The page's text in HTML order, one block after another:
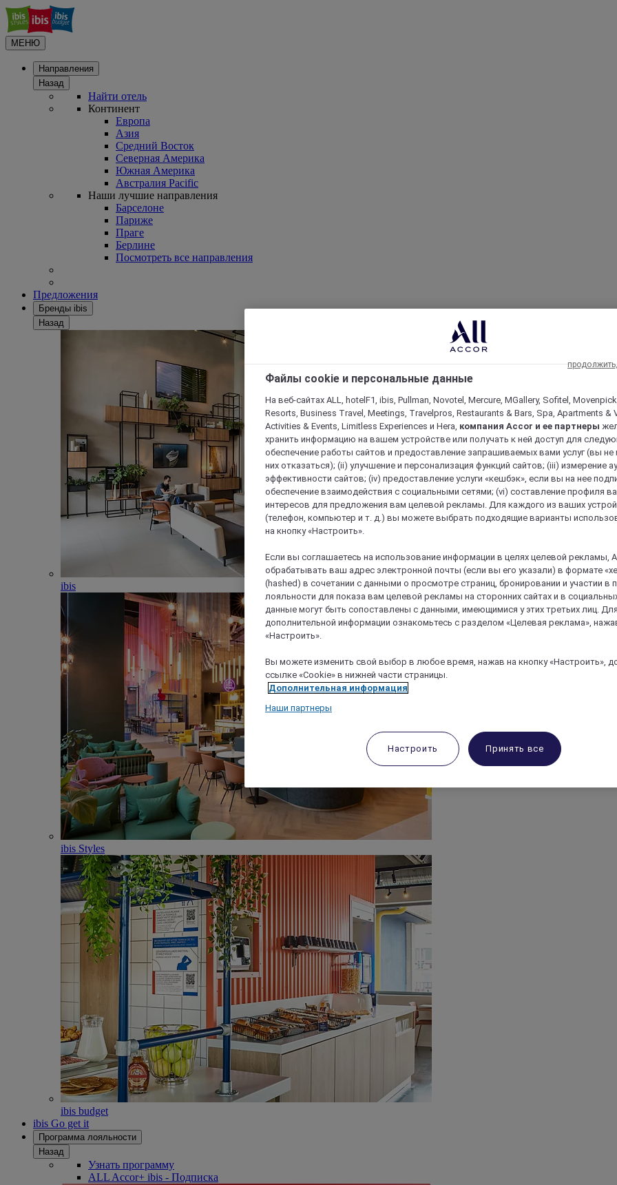
МЕНЮ
Направления
Назад
Найти отель
Континент
Европа
Азия
Средний Восток
Северная Америка
Южная Америка
Австралия Pacific
Наши лучшие направления
Барселоне
Париже
Праге
Берлине
Посмотреть все направления
Предложения
Бренды ibis
Назад
ibis
ibis Styles
ibis budget
ibis Go get it
Программа лояльности
Назад
Узнать программу
ALL Accor+ ibis - Подписка
Файлы cookie и персональные данные
На веб-сайтах ALL, hotelF1, ibis, Pullman, Novotel, Mercure, MGallery, Sofitel,
Resorts, Business Travel, Meetings, Travelpros, Restaurants & Bars, Spa, Apartments &
Activities & Events, Limitless Experiences и Hera, компания Accor и ее партнеры
хранить информацию на вашем устройстве или получать к ней доступ для
обеспечение работы сайтов и предоставление запрашиваемых вами услуг (вы
них отказаться); (ii) улучшение и персонализация функций сайтов; (iii) измерение
эффективности сайтов; (iv) предоставление услуги «кешбэк», если вы на нее
обеспечение взаимодействия с социальными сетями; (vi) составление профиля
интересов для предложения вам целевой рекламы. Для каждого из ваших
(телефон, компьютер и т. д.) вы можете выбрать подходящие варианты
на кнопку «Настроить».
Если вы соглашаетесь на использование информации в целях целевой рекламы,
обрабатывать ваш адрес электронной почты (если вы его указали) в формате
(hashed) в сочетании с данными о просмотре страниц, бронировании и участии в
лояльности для показа вам целевой рекламы на сторонних сайтах и в
данные могут быть сопоставлены с данными, имеющимися у этих третьих лиц.
дополнительной информации ознакомьтесь с разделом «Целевая реклама»,
«Настроить».
Вы можете изменить свой выбор в любое время, нажав на кнопку «Настроить»,
ссылке «Cookie» в нижней части страницы.
Дополнительная информация
Наши партнеры
Настроить Принять все